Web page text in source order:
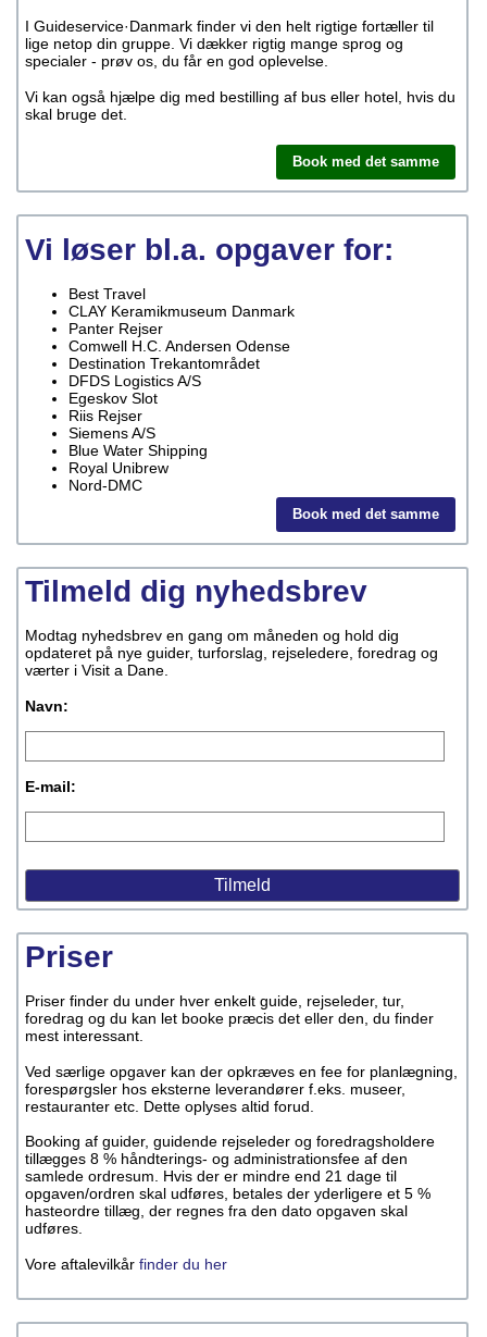
I Guideservice·Danmark finder vi den helt rigtige fortæller til
lige netop din gruppe. Vi dækker rigtig mange sprog og
specialer - prøv os, du får en god oplevelse.
Vi kan også hjælpe dig med bestilling af bus eller hotel, hvis du
skal bruge det.
Book med det samme
Vi løser bl.a. opgaver for:
Best Travel
CLAY Keramikmuseum Danmark
Panter Rejser
Comwell H.C. Andersen Odense
Destination Trekantområdet
DFDS Logistics A/S
Egeskov Slot
Riis Rejser
Siemens A/S
Blue Water Shipping
Royal Unibrew
Nord-DMC
Book med det samme
Tilmeld dig nyhedsbrev
Modtag nyhedsbrev en gang om måneden og hold dig
opdateret på nye guider, turforslag, rejseledere, foredrag og
værter i Visit a Dane.
Navn:
E-mail:
Priser
Priser finder du under hver enkelt guide, rejseleder, tur,
foredrag og du kan let booke præcis det eller den, du finder
mest interessant.
Ved særlige opgaver kan der opkræves en fee for planlægning,
forespørgsler hos eksterne leverandører f.eks. museer,
restauranter etc. Dette oplyses altid forud.
Booking af guider, guidende rejseleder og foredragsholdere
tillægges 8 % håndterings- og administrationsfee af den
samlede ordresum. Hvis der er mindre end 21 dage til
opgaven/ordren skal udføres, betales der yderligere et 5 %
hasteordre tillæg, der regnes fra den dato opgaven skal
udføres.
Vore aftalevilkår finder du her